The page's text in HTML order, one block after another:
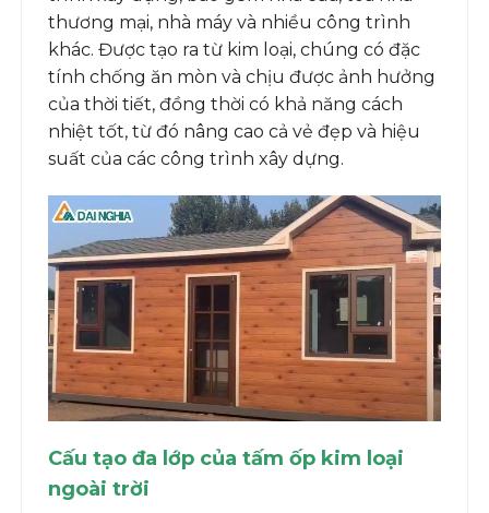
thương mại, nhà máy và nhiều công trình
khác. Được tạo ra từ kim loại, chúng có đặc
tính chống ăn mòn và chịu được ảnh hưởng
của thời tiết, đồng thời có khả năng cách
nhiệt tốt, từ đó nâng cao cả vẻ đẹp và hiệu
suất của các công trình xây dựng.
Cấu tạo đa lớp của tấm ốp kim loại
ngoài trời